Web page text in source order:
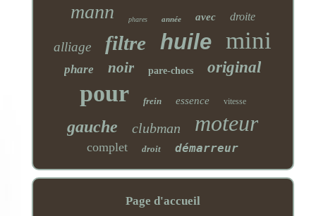
mann phares année avec droite
alliage filtre huile mini
phare noir pare-chocs original
pour frein essence vitesse
gauche clubman moteur
complet droit démarreur
Page d'accueil